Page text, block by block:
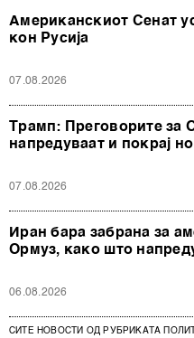
Американскиот Сенат
кон Русија
07.08.2026
Трамп: Преговорите за
напредуваат и покрај
07.08.2026
Иран бара забрана за
Ормуз, како што
06.08.2026
СИТЕ НОВОСТИ ОД РУБРИКАТА